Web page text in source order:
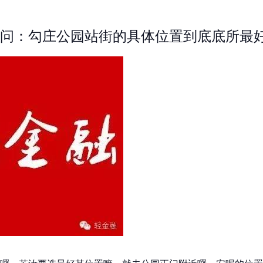
：勾庄公园站街的具体位置到底底所最